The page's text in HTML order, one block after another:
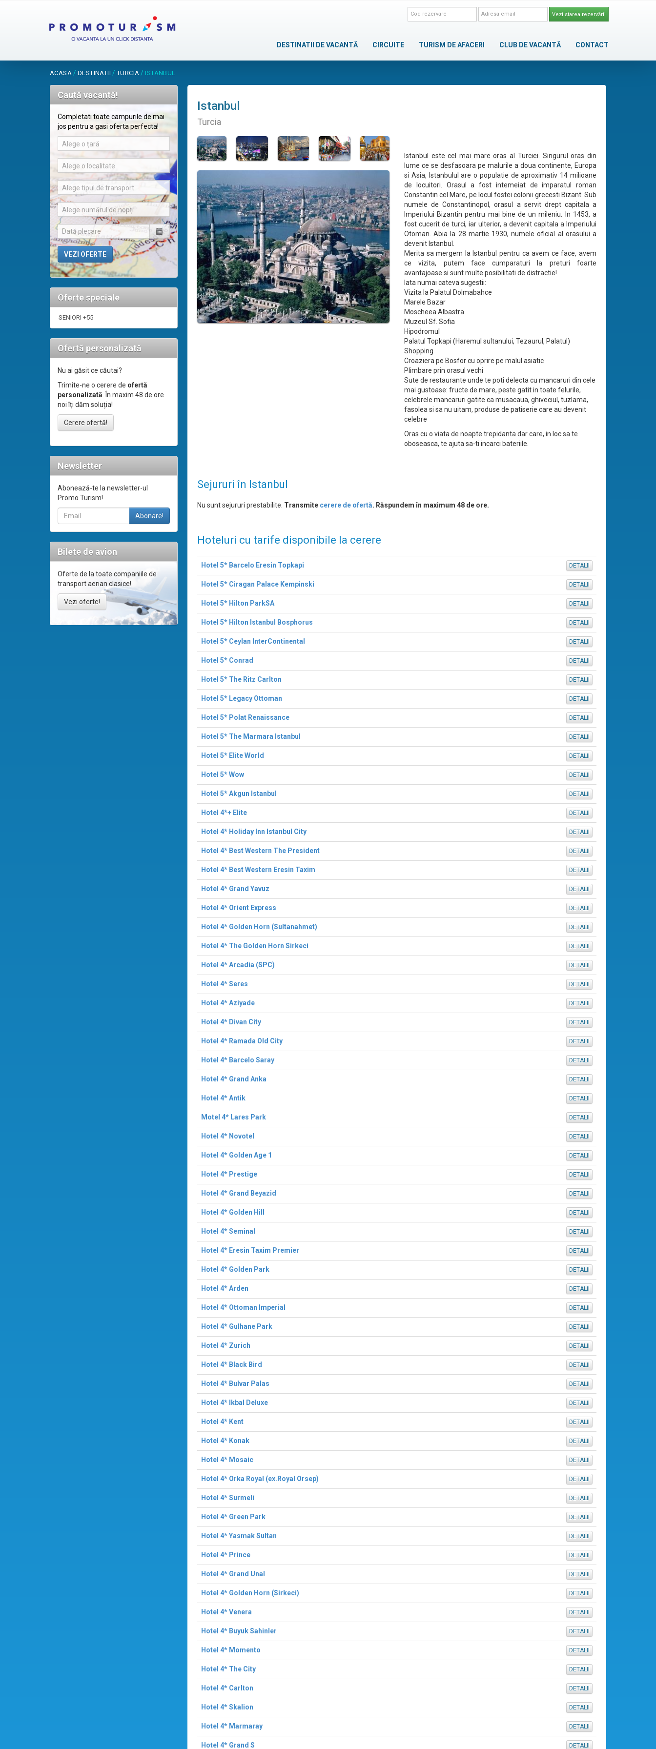
Vezi starea rezervării
DESTINATII DE VACANTĂ CIRCUITE TURISM DE AFACERI CLUB DE VACANTĂ CONTACT
ACASA / DESTINATII /TURCIA / ISTANBUL
Caută vacantă!
Completati toate campurile de mai
jos pentru a gasi oferta perfecta!
Alege o țară
Alege o localitate
Alege tipul de transport
Alege numărul de nopți
Oferte speciale
SENIORI +55
Ofertă personalizată
Nu ai găsit ce căutai?
Trimite-ne o cerere de ofertă
personalizată. În maxim 48 de ore
noi îți dăm soluția!
Cerere ofertă!
Newsletter
Abonează-te la newsletter-ul
Promo Turism!
Bilete de avion
Oferte de la toate companiile de
transport aerian clasice!
Vezi oferte!
Istanbul
Turcia
Istanbul este cel mai mare oras al Turciei. Singurul oras din
lume ce se desfasoara pe malurile a doua continente, Europa
si Asia, Istanbulul are o populatie de aproximativ 14 milioane
de locuitori. Orasul a fost intemeiat de imparatul roman
Constantin cel Mare, pe locul fostei colonii grecesti Bizant. Sub
numele de Constantinopol, orasul a servit drept capitala a
Imperiului Bizantin pentru mai bine de un mileniu. In 1453, a
fost cucerit de turci, iar ulterior, a devenit capitala a Imperiului
Otoman. Abia la 28 martie 1930, numele oficial al orasului a
devenit Istanbul.
Merita sa mergem la Istanbul pentru ca avem ce face, avem
ce vizita, putem face cumparaturi la preturi foarte
avantajoase si sunt multe posibilitati de distractie!
Iata numai cateva sugestii:
Vizita la Palatul Dolmabahce
Marele Bazar
Moscheea Albastra
Muzeul Sf. Sofia
Hipodromul
Palatul Topkapi (Haremul sultanului, Tezaurul, Palatul)
Shopping
Croaziera pe Bosfor cu oprire pe malul asiatic
Plimbare prin orasul vechi
Sute de restaurante unde te poti delecta cu mancaruri din cele
mai gustoase: fructe de mare, peste gatit in toate felurile,
celebrele mancaruri gatite ca musacaua, ghiveciul, tuzlama,
fasolea si sa nu uitam, produse de patiserie care au devenit
celebre
Oras cu o viata de noapte trepidanta dar care, in loc sa te
oboseasca, te ajuta sa-ti incarci bateriile.
Sejururi în Istanbul
Nu sunt sejururi prestabilite. Transmite cerere de ofertă. Răspundem în maximum 48 de ore.
Hoteluri cu tarife disponibile la cerere
Hotel 5* Barcelo Eresin Topkapi DETALII
Hotel 5* Ciragan Palace Kempinski DETALII
Hotel 5* Hilton ParkSA DETALII
Hotel 5* Hilton Istanbul Bosphorus DETALII
Hotel 5* Ceylan InterContinental DETALII
Hotel 5* Conrad DETALII
Hotel 5* The Ritz Carlton DETALII
Hotel 5* Legacy Ottoman DETALII
Hotel 5* Polat Renaissance DETALII
Hotel 5* The Marmara Istanbul DETALII
Hotel 5* Elite World DETALII
Hotel 5* Wow DETALII
Hotel 5* Akgun Istanbul DETALII
Hotel 4*+ Elite DETALII
Hotel 4* Holiday Inn Istanbul City DETALII
Hotel 4* Best Western The President DETALII
Hotel 4* Best Western Eresin Taxim DETALII
Hotel 4* Grand Yavuz DETALII
Hotel 4* Orient Express DETALII
Hotel 4* Golden Horn (Sultanahmet) DETALII
Hotel 4* The Golden Horn Sirkeci DETALII
Hotel 4* Arcadia (SPC) DETALII
Hotel 4* Seres DETALII
Hotel 4* Aziyade DETALII
Hotel 4* Divan City DETALII
Hotel 4* Ramada Old City DETALII
Hotel 4* Barcelo Saray DETALII
Hotel 4* Grand Anka DETALII
Hotel 4* Antik DETALII
Motel 4* Lares Park DETALII
Hotel 4* Novotel DETALII
Hotel 4* Golden Age 1 DETALII
Hotel 4* Prestige DETALII
Hotel 4* Grand Beyazid DETALII
Hotel 4* Golden Hill DETALII
Hotel 4* Seminal DETALII
Hotel 4* Eresin Taxim Premier DETALII
Hotel 4* Golden Park DETALII
Hotel 4* Arden DETALII
Hotel 4* Ottoman Imperial DETALII
Hotel 4* Gulhane Park DETALII
Hotel 4* Zurich DETALII
Hotel 4* Black Bird DETALII
Hotel 4* Bulvar Palas DETALII
Hotel 4* Ikbal Deluxe DETALII
Hotel 4* Kent DETALII
Hotel 4* Konak DETALII
Hotel 4* Mosaic DETALII
Hotel 4* Orka Royal (ex.Royal Orsep) DETALII
Hotel 4* Surmeli DETALII
Hotel 4* Green Park DETALII
Hotel 4* Yasmak Sultan DETALII
Hotel 4* Prince DETALII
Hotel 4* Grand Unal DETALII
Hotel 4* Golden Horn (Sirkeci) DETALII
Hotel 4* Venera DETALII
Hotel 4* Buyuk Sahinler DETALII
Hotel 4* Momento DETALII
Hotel 4* The City DETALII
Hotel 4* Carlton DETALII
Hotel 4* Skalion DETALII
Hotel 4* Marmaray DETALII
Hotel 4* Grand S DETALII